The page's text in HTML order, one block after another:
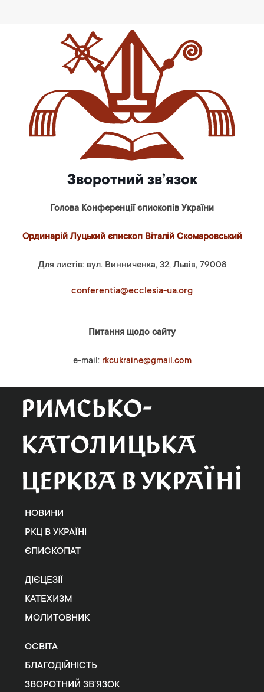
Зворотний зв’язок
Голова Конференції єпископів України
Ординарій Луцький єпископ Віталій Скомаровський
Для листів: вул. Винниченка, 32, Львів, 79008
conferentia@ecclesia-ua.org
Питання щодо сайту
e-mail: rkcukraine@gmail.com
НОВИНИ
РКЦ В УКРАЇНІ
ЄПИСКОПАТ
ДІЄЦЕЗІЇ
КАТЕХИЗМ
МОЛИТОВНИК
ОСВІТА
БЛАГОДІЙНІСТЬ
ЗВОРОТНИЙ ЗВ’ЯЗОК